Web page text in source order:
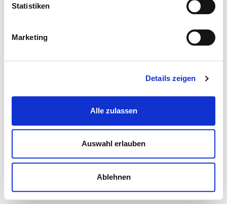
Statistiken
Marketing
Details zeigen
Alle zulassen
Auswahl erlauben
Ablehnen